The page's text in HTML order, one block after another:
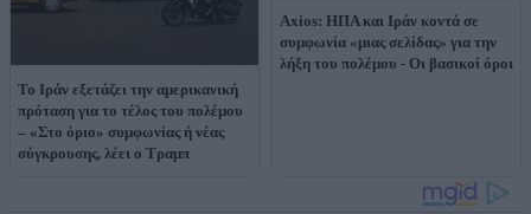
Το Ιράν εξετάζει την αμερικανική
πρόταση για το τέλος του πολέμου
– «Στο όριο» συμφωνίας ή νέας
σύγκρουσης, λέει ο Τραμπ
Axios: ΗΠΑ και Ιράν κοντά σε
συμφωνία «μιας σελίδας» για την
λήξη του πολέμου - Οι βασικοί όροι